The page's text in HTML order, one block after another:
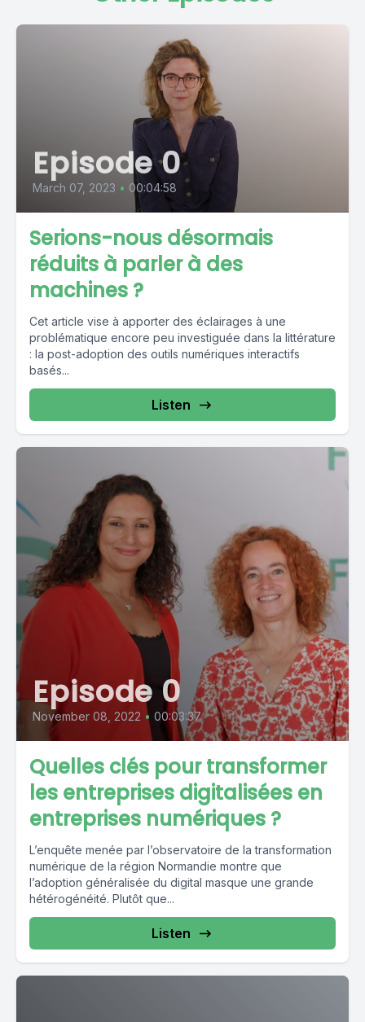
Episode 0
March 07, 2023 • 00:04:58
Serions-nous désormais
réduits à parler à des
machines ?
Cet article vise à apporter des éclairages à une
problématique encore peu investiguée dans la littérature
: la post-adoption des outils numériques interactifs
basés...
Listen
Episode 0
November 08, 2022 • 00:03:37
Quelles clés pour transformer
les entreprises digitalisées en
entreprises numériques ?
L’enquête menée par l’observatoire de la transformation
numérique de la région Normandie montre que
l’adoption généralisée du digital masque une grande
hétérogénéité. Plutôt que...
Listen